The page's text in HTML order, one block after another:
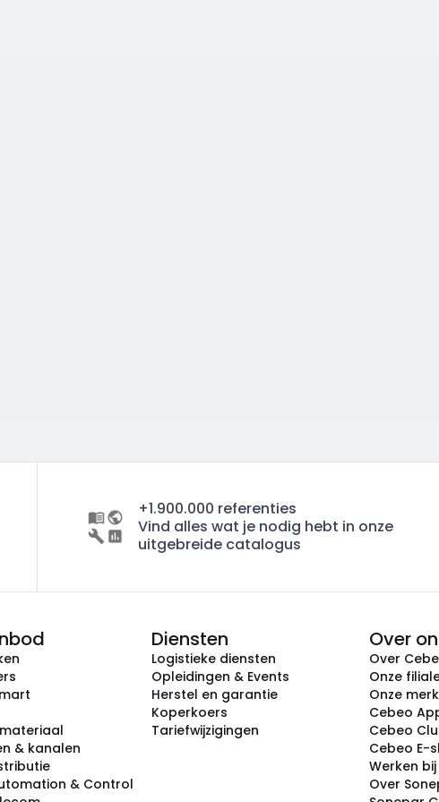
+1.900.000 referenties
Vind alles wat je nodig hebt in onze
uitgebreide catalogus
& kanalen
& Control
Diensten
Logistieke diensten
Opleidingen & Events
Herstel en garantie
Koperkoers
Tariefwijzigingen
Over
Over
Onze
Onze
Cebeo
Cebeo
Cebeo E-
Werken
Over